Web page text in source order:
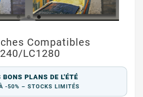
Compatibles
LC1280
PLANS DE L'ÉTÉ
-50% – STOCKS LIMITÉS